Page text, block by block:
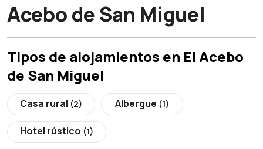
Acebo de San Miguel
Tipos de alojamientos en El Acebo
de San Miguel
Casa rural (2) Albergue (1)
Hotel rústico (1)